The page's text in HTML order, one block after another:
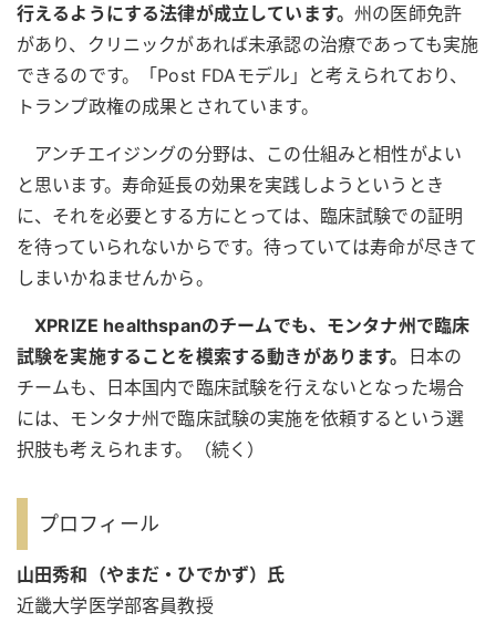
行えるようにする法律が成立しています。州の医師免許
があり、クリニックがあれば未承認の治療であっても実施
できるのです。「Post FDAモデル」と考えられており、
トランプ政権の成果とされています。
アンチエイジングの分野は、この仕組みと相性がよい
と思います。寿命延長の効果を実践しようというとき
に、それを必要とする方にとっては、臨床試験での証明
を待っていられないからです。待っていては寿命が尽きて
しまいかねませんから。
XPRIZE healthspanのチームでも、モンタナ州で臨床
試験を実施することを模索する動きがあります。
日本の
チームも、日本国内で臨床試験を行えないとなった場合
には、モンタナ州で臨床試験の実施を依頼するという選
択肢も考えられます。（続く）
プロフィール
山田秀和（やまだ・ひでかず）氏
近畿大学医学部客員教授